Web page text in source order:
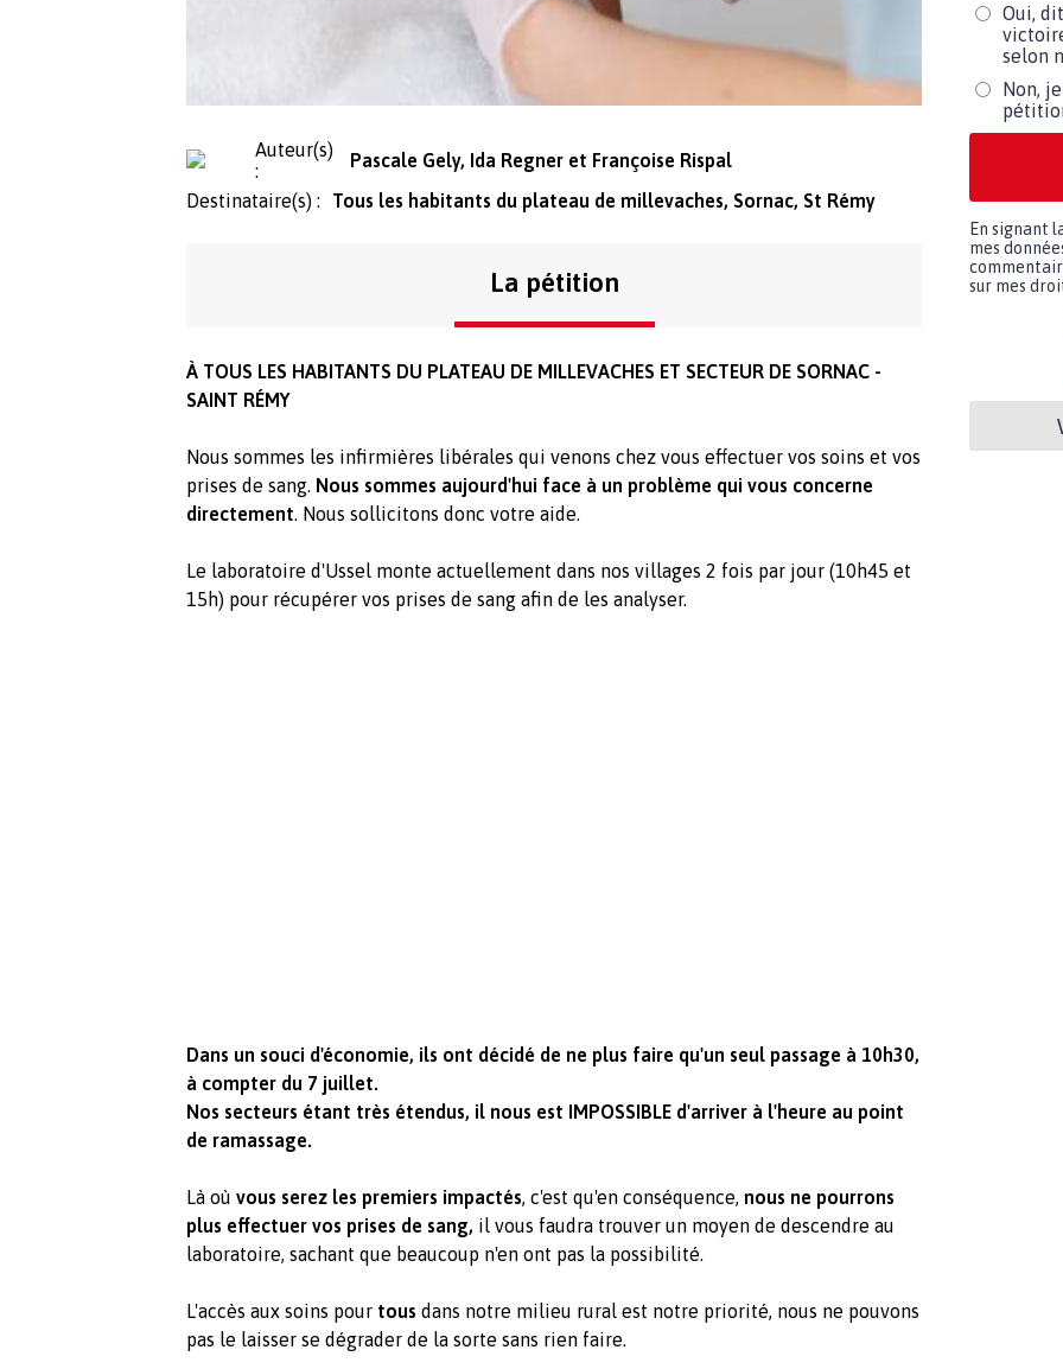
Auteur(s)
:
Pascale Gely, Ida Regner et Françoise Rispal
Destinataire(s) :
Tous les habitants du plateau de millevaches, Sornac, St Rémy
La pétition
À TOUS LES HABITANTS DU PLATEAU DE MILLEVACHES ET SECTEUR DE SORNAC -
SAINT RÉMY
Nous sommes les infirmières libérales qui venons chez vous effectuer vos soins et vos
prises de sang. Nous sommes aujourd'hui face à un problème qui vous concerne
directement. Nous sollicitons donc votre aide.
Le laboratoire d'Ussel monte actuellement dans nos villages 2 fois par jour (10h45 et
15h) pour récupérer vos prises de sang afin de les analyser.
Dans un souci d'économie, ils ont décidé de ne plus faire qu'un seul passage à 10h30,
à compter du 7 juillet.
Nos secteurs étant très étendus, il nous est IMPOSSIBLE d'arriver à l'heure au point
de ramassage.
Là où vous serez les premiers impactés, c'est qu'en conséquence, nous ne pourrons
plus effectuer vos prises de sang, il vous faudra trouver un moyen de descendre au
laboratoire, sachant que beaucoup n'en ont pas la possibilité.
L'accès aux soins pour tous dans notre milieu rural est notre priorité, nous ne pouvons
pas le laisser se dégrader de la sorte sans rien faire.
Oui,
selon
Non,
En signant
mes
sur mes